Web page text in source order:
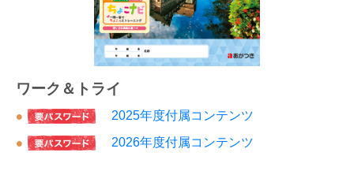
ワーク＆トライ
2025年度付属コンテンツ
2026年度付属コンテンツ